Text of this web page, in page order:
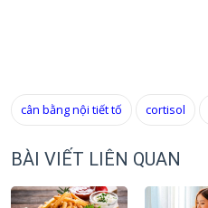
cân bằng nội tiết tố cortisol
BÀI VIẾT LIÊN QUAN